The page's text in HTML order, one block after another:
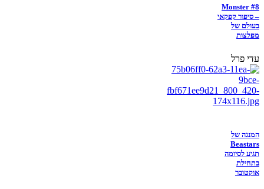
Monster #8
– סיפור קפקאי
בעולם של
מפלצות
עדי פרל
המנגה של
Beastars
תגיע לסיומה
בתחילת
אוקטובר